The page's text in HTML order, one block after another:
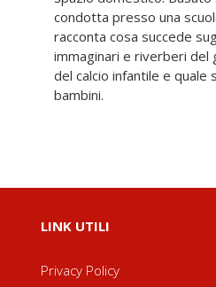
bambini.
LINK UTILI
Privacy Policy